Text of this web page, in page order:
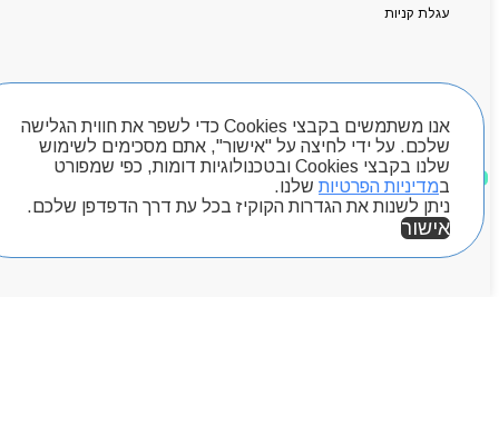
אנו משתמשים בקבצי Cookies כדי לשפר את חווית הגלישה
שלכם. על ידי לחיצה על "אישור", אתם מסכימים לשימוש
שלנו בקבצי Cookies ובטכנולוגיות דומות, כפי שמפורט
במדיניות הפרטיות שלנו.
ניתן לשנות את הגדרות הקוקיז בכל עת דרך הדפדפן שלכם.
אישור
עגלת קניות
חיפוש מוצרים
מוצרים שאהבתי
אודותניו
מותגים
Byou